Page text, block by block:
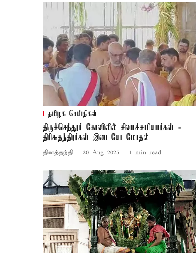
தமிழக செய்திகள்
திருச்செந்தூர் கோவிலில் சிவாச்சாரியார்கள் -
திரிசுதந்திரர்கள் இடையே மோதல்
தினத்தந்தி 20 Aug 2025 1 min read